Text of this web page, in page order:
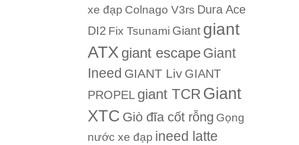
xe đạp Colnago V3rs Dura Ace
DI2 Fix Tsunami Giant giant
ATX giant escapeGiant
Ineed GIANT Liv GIANT
PROPEL giant TCR Giant
XTC Giò đĩa cốt rỗng Gọng
nước xe đạp ineed latte